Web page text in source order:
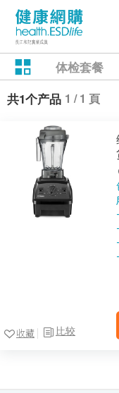
体检套餐
共1个产品 1 / 1 頁
比较
收藏